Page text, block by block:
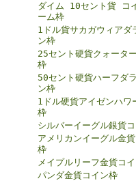
ダイム 10セント貨 コ
ーム枠
1ドル貨サカガウィアダ
ン枠
25セント硬貨クォータ
枠
50セント硬貨ハーフダ
ン枠
1ドル硬貨アイゼンハワ
枠
シルバーイーグル銀貨
アメリカンイーグル金
枠
メイプルリーフ金貨コ
パンダ金貨コイン枠